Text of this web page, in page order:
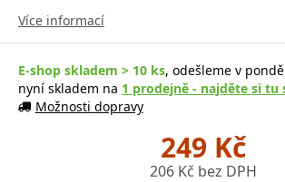
Více informací
E-shop skladem > 10 ks, odešleme v
nyní skladem na 1 prodejně - najděte si tu
Možnosti dopravy
249 Kč
206 Kč bez DPH